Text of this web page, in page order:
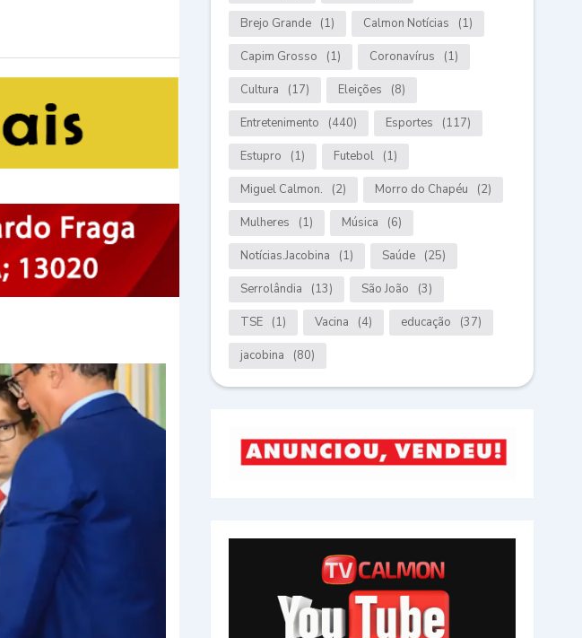
Brejo Grande (1) Calmon Notícias (1)
Capim Grosso (1) Coronavírus (1)
Cultura (17) Eleições (8)
Entretenimento (440) Esportes (117)
Estupro (1) Futebol (1)
Miguel Calmon. (2) Morro do Chapéu (2)
Mulheres (1) Música (6)
Notícias.Jacobina (1) Saúde (25)
Serrolândia (13) São João (3)
TSE (1) Vacina (4) educação (37)
jacobina (80)